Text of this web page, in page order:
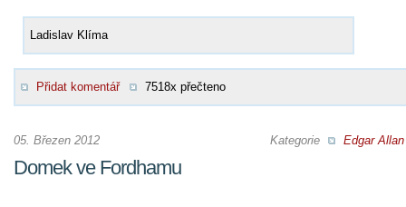
Ladislav Klíma
Přidat komentář 7518x přečteno
Kategorie Edgar
05. Březen 2012
Domek ve Fordhamu